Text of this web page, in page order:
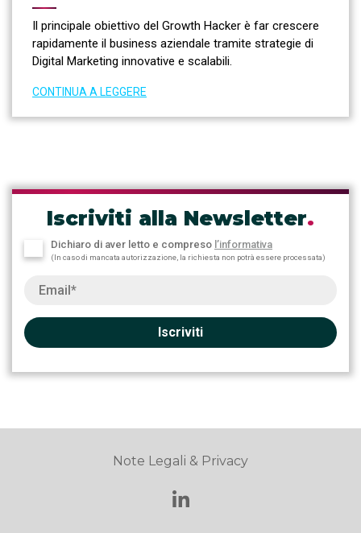
Il principale obiettivo del Growth Hacker è far crescere
rapidamente il business aziendale tramite strategie di
Digital Marketing innovative e scalabili.
CONTINUA A LEGGERE
Iscriviti alla Newsletter.
Dichiaro di aver letto e compreso l’informativa
(In caso di mancata autorizzazione, la richiesta non potrà essere processata)
Iscriviti
Note Legali & Privacy